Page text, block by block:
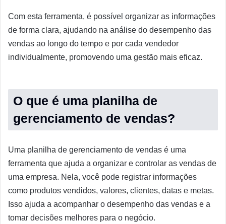
Com esta ferramenta, é possível organizar as informações
de forma clara, ajudando na análise do desempenho das
vendas ao longo do tempo e por cada vendedor
individualmente, promovendo uma gestão mais eficaz.
O que é uma planilha de
gerenciamento de vendas?
Uma planilha de gerenciamento de vendas é uma
ferramenta que ajuda a organizar e controlar as vendas de
uma empresa. Nela, você pode registrar informações
como produtos vendidos, valores, clientes, datas e metas.
Isso ajuda a acompanhar o desempenho das vendas e a
tomar decisões melhores para o negócio.